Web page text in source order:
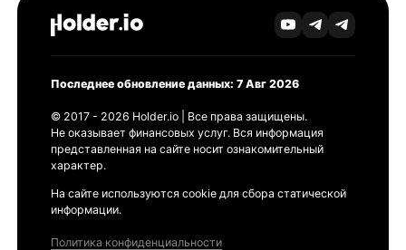
Последнее обновление данных: 7 Авг 2026
© 2017 - 2026 Holder.io | Все права защищены.
Не оказывает финансовых услуг. Вся информация
представленная на сайте носит ознакомительный
характер.
На сайте используются cookie для сбора статической
информации.
Политика конфиденциальности